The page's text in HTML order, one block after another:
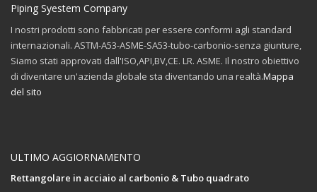
Piping Syestem Company
I nostri prodotti sono fabbricati per essere conformi agli standard
internazionali. ASTM-A53-ASME-SA53-tubo-carbonio-senza giunture,
Siamo stati approvati dall'ISO,API,BV,CE. LR. ASME. Il nostro obiettivo
di diventare un'azienda globale sta diventando una realtà.Mappa
del sito
ULTIMO AGGIORNAMENTO
Rettangolare in acciaio al carbonio & Tubo quadrato